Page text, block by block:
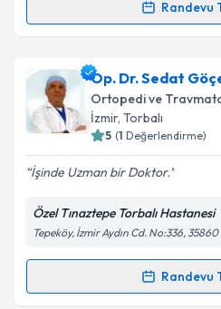
Randevu
Randevu Takvimi
Doç. Dr. Cem Yalın Kılınç
oluşturun. Size bu
takvim hazırlandığında e-
Kişisel verilerimin
Metni'ni okudum ve
kapsamda işlenmesini
Op. Dr. Sedat
Ortopedi ve
İzmir, Torbalı
5 (1 Değerlendirme)
İşinde Uzman bir Doktor.
Özel Tınaztepe Torbalı Hastanesi
Tepeköy, İzmir Aydın Cd. No:336, 35860
Randevu
Randevu Takvimi